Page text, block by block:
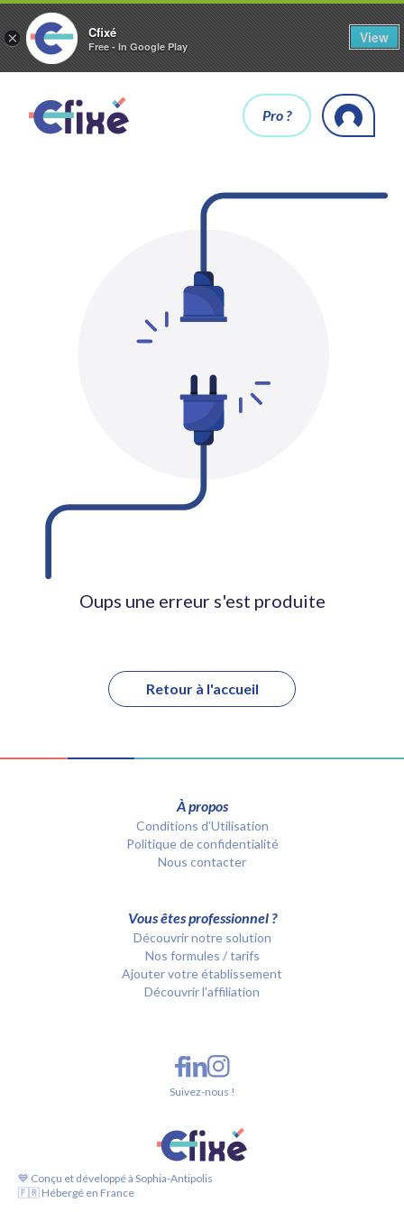
× Cfixé
Free - In Google Play
View
Pro ?
Oups une erreur s'est produite
Retour à l'accueil
À propos
Conditions d’Utilisation
Politique de confidentialité
Nous contacter
Vous êtes professionnel ?
Découvrir notre solution
Nos formules / tarifs
Ajouter votre établissement
Découvrir l'affiliation
💙 Conçu et développé à Sophia-Antipolis
🇫🇷 Hébergé en France
Suivez-nous !